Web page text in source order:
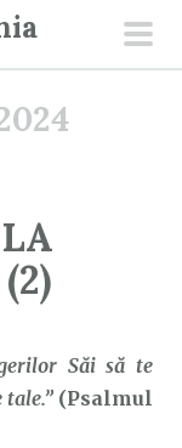
Săi să te
tale.” (Psalmul